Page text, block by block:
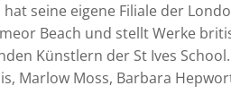
hat seine eigene Filiale der
Beach und stellt Werke
Künstlern der St Ives
Marlow Moss, Barbara